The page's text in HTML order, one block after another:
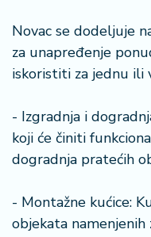
Novac se dodeljuje
za unapređenje
iskoristiti za jednu ili
- Izgradnja i
koji će činiti
dogradnja pratećih
- Montažne kućice:
objekata